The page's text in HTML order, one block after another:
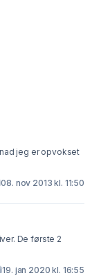
jeg er opvokset
08. nov 2013 kl. 11:50
De første 2
19. jan 2020 kl. 16:55